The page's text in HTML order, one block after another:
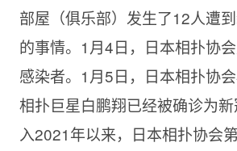
部屋（俱乐部）发生了12人遭
的事情。1月4日，日本相扑协
感染者。1月5日，日本相扑协
相扑巨星白鹏翔已经被确诊为
入2021年以来，日本相扑协会